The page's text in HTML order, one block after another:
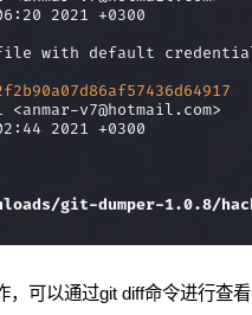
，可以通过git diff命令进行查看